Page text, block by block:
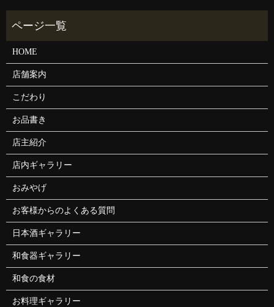
HOME
店舗案内
こだわり
お品書き
店主紹介
店内ギャラリー
おみやげ
お客様からのよくある質問
日本酒ギャラリー
和食器ギャラリー
和食の食材
お料理ギャラリー